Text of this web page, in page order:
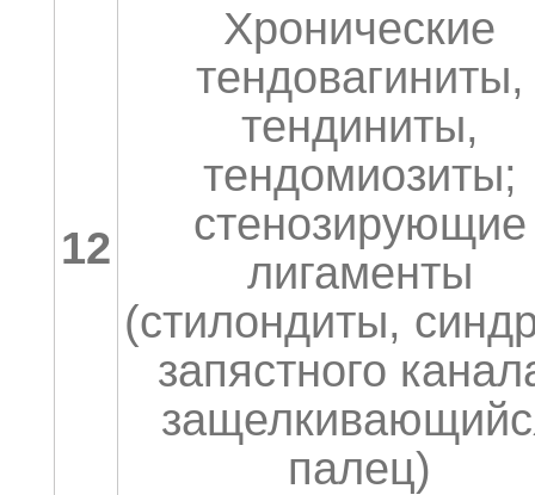
12
Хронические
тендовагиниты,
тендиниты,
тендомиозиты;
стенозирующие
лигаменты
(стилондиты,
запястного
палец)